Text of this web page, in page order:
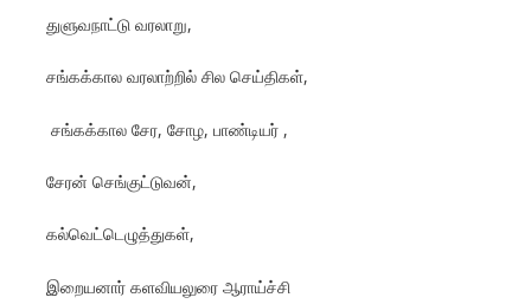
துளுவநாட்டு வரலாறு,
சங்கக்கால வரலாற்றில் சில செய்திகள்,
சங்கக்கால சேர, சோழ, பாண்டியர் ,
சேரன் செங்குட்டுவன்,
கல்வெட்டெழுத்துகள்,
இறையனார் களவியலுரை ஆராய்ச்சி